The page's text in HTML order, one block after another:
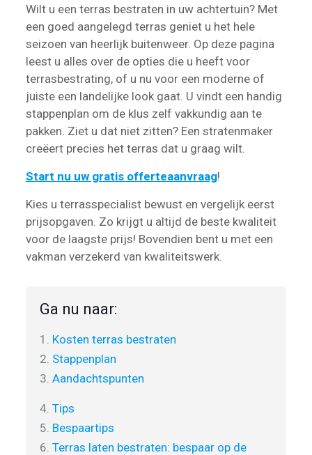
Wilt u een terras bestraten in uw achtertuin? Met
een goed aangelegd terras geniet u het hele
seizoen van heerlijk buitenweer. Op deze pagina
leest u alles over de opties die u heeft voor
terrasbestrating, of u nu voor een moderne of
juiste een landelijke look gaat. U vindt een handig
stappenplan om de klus zelf vakkundig aan te
pakken. Ziet u dat niet zitten? Een stratenmaker
creëert precies het terras dat u graag wilt.
Start nu uw gratis offerteaanvraag!
Kies u terrasspecialist bewust en vergelijk eerst
prijsopgaven. Zo krijgt u altijd de beste kwaliteit
voor de laagste prijs! Bovendien bent u met een
vakman verzekerd van kwaliteitswerk.
Ga nu naar:
1. Kosten terras bestraten
2. Stappenplan
3. Aandachtspunten
4. Tips
5. Bespaartips
6. Terras laten bestraten: bespaar op de